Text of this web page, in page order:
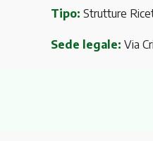
Tipo: Strutture
Sede legale: Via